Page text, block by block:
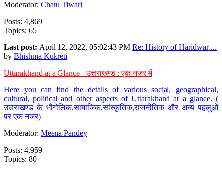
Moderator: Charu Tiwari
Posts: 4,869
Topics: 65
Last post: April 12, 2022, 05:02:43 PM Re: History of Haridwar ...
by Bhishma Kukreti
Uttarakhand at a Glance - उत्तराखण्ड : एक नजर में
Here you can find the details of various social, geographical,
cultural, political and other aspects of Uttarakhand at a glance. (
उत्तराखण्ड के भौगोलिक,सामाजिक,सांस्कृतिक,राजनीतिक और अन्य पहलुओं
पर एक नजर)
Moderator: Meena Pandey
Posts: 4,959
Topics: 80